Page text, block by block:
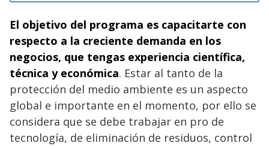
El objetivo del programa es capacitarte con
respecto a la creciente demanda en los
negocios, que tengas experiencia científica,
técnica y económica. Estar al tanto de la
protección del medio ambiente es un aspecto
global e importante en el momento, por ello se
considera que se debe trabajar en pro de
tecnología, de eliminación de residuos, control